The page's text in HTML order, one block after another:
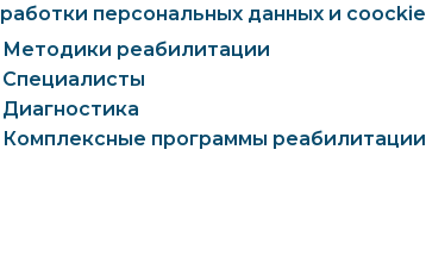
персональных данных и coockie
Методики реабилитации
Специалисты
Диагностика
Комплексные программы реабилитации